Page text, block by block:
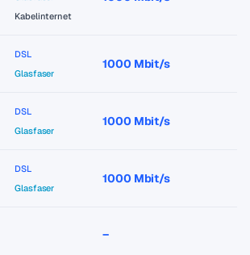
Kabelinternet
DSL
Glasfaser
1000 Mbit/s
DSL
Glasfaser
1000 Mbit/s
DSL
Glasfaser
1000 Mbit/s
–